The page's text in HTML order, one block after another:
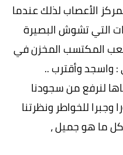
الأعصاب لذلك عندما
التي تشوش البصيرة
المكتسب المخزن في
: واسجد وأقترب ..
لنرفع من سجودنا
للخواطر ونظرتنا
كل ما هو جميل ،